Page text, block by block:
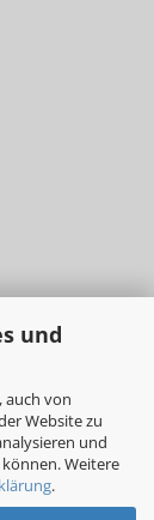
und
auch von
Website zu
und
Weitere
.